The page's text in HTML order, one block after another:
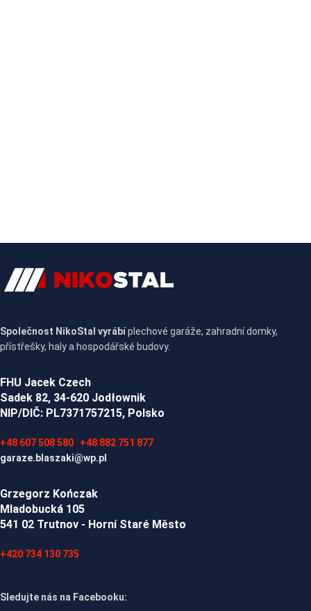
Společnost NikoStal vyrábíplechové garáže, zahradní domky,
přístřešky, haly a hospodářské budovy.
FHU Jacek Czech
Sadek 82, 34-620 Jodłownik
NIP/DIČ: PL7371757215, Polsko
+48 607 508 580
+48 882 751 877
garaze.blaszaki@wp.pl
Grzegorz Kończak
Mladobucká 105
541 02 Trutnov - Horní Staré Město
+420 734 130 735
Sledujte nás na Facebooku: